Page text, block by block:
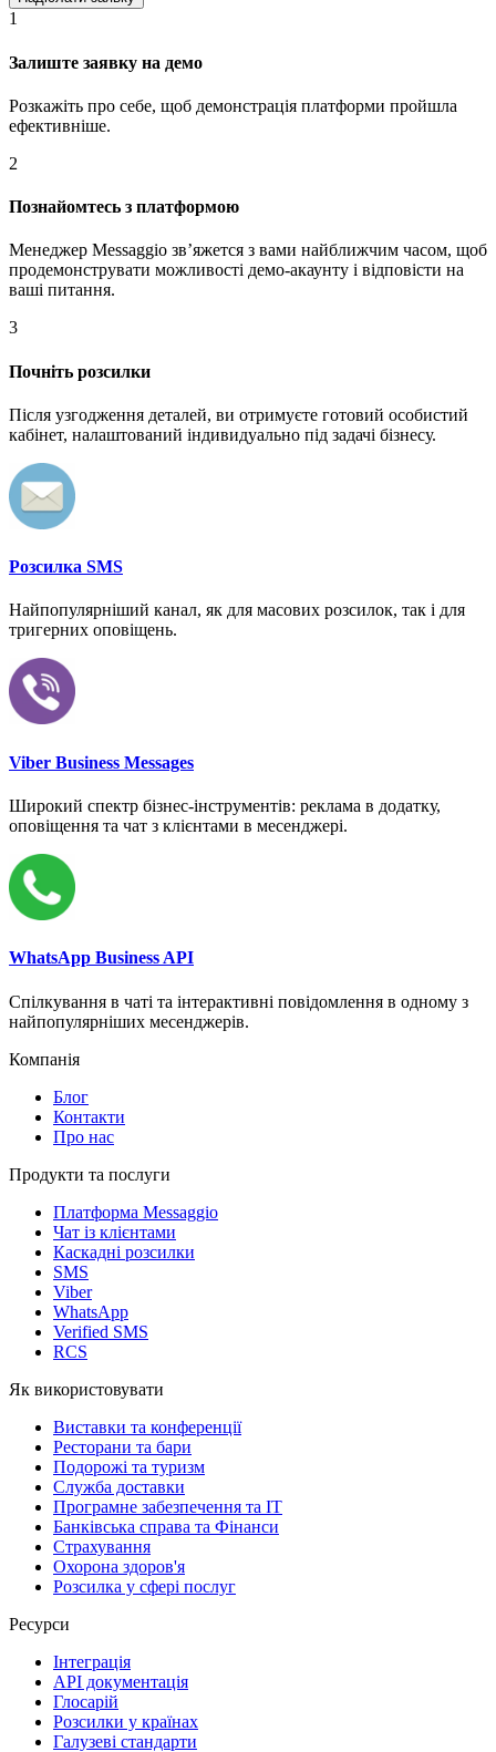
1
Залиште заявку на демо
Розкажіть про себе, щоб демонстрація платформи пройшла
ефективніше.
2
Познайомтесь з платформою
Менеджер Messaggio звʼяжется з вами найближчим часом, щоб
продемонструвати можливості демо-акаунту і відповісти на
ваші питання.
3
Почніть розсилки
Після узгодження деталей, ви отримуєте готовий особистий
кабінет, налаштований індивидуально під задачі бізнесу.
Розсилка SMS
Найпопулярніший канал, як для масових розсилок, так і для
тригерних оповіщень.
Viber Business Messages
Широкий спектр бізнес-інструментів: реклама в додатку,
оповіщення та чат з клієнтами в месенджері.
WhatsApp Business API
Спілкування в чаті та інтерактивні повідомлення в одному з
найпопулярніших месенджерів.
Компанія
Блог
Контакти
Про нас
Продукти та послуги
Платформа Messaggio
Чат із клієнтами
Каскадні розсилки
SMS
Viber
WhatsApp
Verified SMS
RCS
Як використовувати
Виставки та конференції
Ресторани та бари
Подорожі та туризм
Служба доставки
Програмне забезпечення та IT
Банківська справа та Фінанси
Страхування
Охорона здоров'я
Розсилка у сфері послуг
Ресурси
Інтеграція
API документація
Глосарій
Розсилки у країнах
Галузеві стандарти